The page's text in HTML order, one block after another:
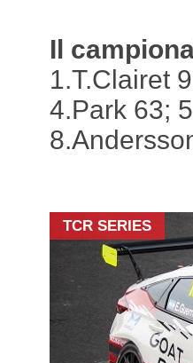
Il
1.T.Clairet
4.Park 63;
TCR SERIES